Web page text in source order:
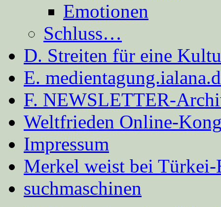
Emotionen
Schluss…
D. Streiten für eine
E.
F. NEWSLETTER-
Weltfrieden Online-
Impressum
Merkel weist bei
suchmaschinen